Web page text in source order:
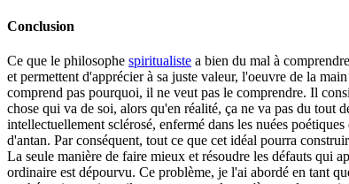
Conclusion
Ce que le philosophe spiritualiste a bien du mal à
et permettent d'apprécier à sa juste valeur, l'oeuvre de la
comprend pas pourquoi, il ne veut pas le comprendre. Il
chose qui va de soi, alors qu'en réalité, ça ne va pas du tout
intellectuellement sclérosé, enfermé dans les nuées
d'antan. Par conséquent, tout ce que cet idéal pourra
La seule manière de faire mieux et résoudre les défauts qui
ordinaire est dépourvu. Ce problème, je l'ai abordé en tant